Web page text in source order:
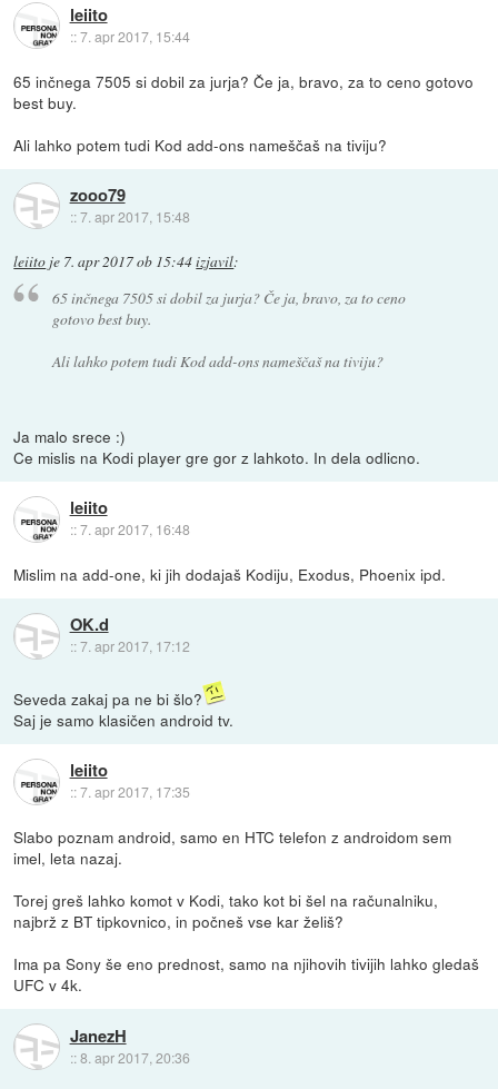
leiito
::7. apr 2017, 15:44
65 inčnega 7505 si dobil za jurja? Če ja, bravo, za to ceno gotovo
best buy.
Ali lahko potem tudi Kod add-ons nameščaš na tiviju?
zooo79
::7. apr 2017, 15:48
leiito je 7. apr 2017 ob 15:44izjavil:
65 inčnega 7505 si dobil za jurja? Če ja, bravo, za to ceno
gotovo best buy.
Ali lahko potem tudi Kod add-ons nameščaš na tiviju?
Ja malo srece :)
Ce mislis na Kodi player gre gor z lahkoto. In dela odlicno.
leiito
::7. apr 2017, 16:48
Mislim na add-one, ki jih dodajaš Kodiju, Exodus, Phoenix ipd.
OK.d
::7. apr 2017, 17:12
Seveda zakaj pa ne bi šlo?
Saj je samo klasičen android tv.
leiito
::7. apr 2017, 17:35
Slabo poznam android, samo en HTC telefon z androidom sem
imel, leta nazaj.
Torej greš lahko komot v Kodi, tako kot bi šel na računalniku,
najbrž z BT tipkovnico, in počneš vse kar želiš?
Ima pa Sony še eno prednost, samo na njihovih tivijih lahko gledaš
UFC v 4k.
JanezH
::8. apr 2017, 20:36